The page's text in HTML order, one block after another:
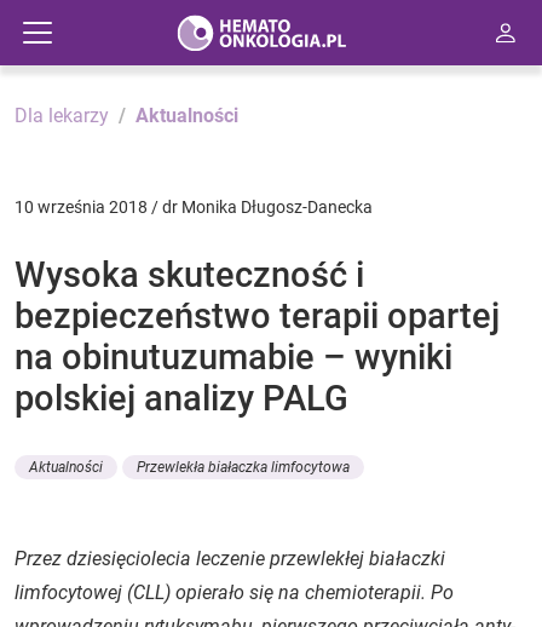
Dla lekarzy Aktualności
10 września 2018 / dr Monika Długosz-Danecka
Wysoka skuteczność i
bezpieczeństwo terapii opartej
na obinutuzumabie – wyniki
polskiej analizy PALG
Aktualności Przewlekła białaczka limfocytowa
Przez dziesięciolecia leczenie przewlekłej białaczki
limfocytowej (CLL) opierało się na chemioterapii. Po